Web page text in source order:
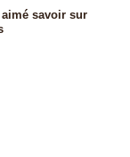
aimé savoir sur